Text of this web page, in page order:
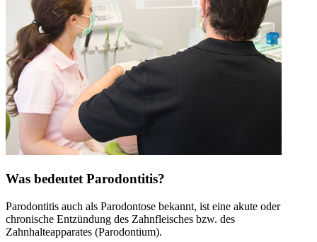
Was bedeutet Parodontitis?
Parodontitis auch als Parodontose bekannt, ist eine akute oder
chronische Entzündung des Zahnfleisches bzw. des
Zahnhalteapparates (Parodontium).